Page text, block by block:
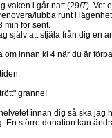
vaken i går natt (29/7). Vet
lubba runt i
min för sent.
själv att stjäla från dig en
om innan kl 4 när du är
granne!
innan dig så ska jag
En större donation kan